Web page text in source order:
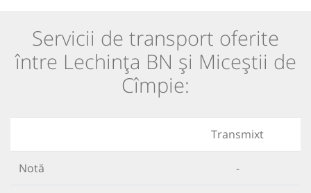
Servicii de transport oferite
între Lechința BN și Miceștii de
Cîmpie:
Transmixt
Notă -